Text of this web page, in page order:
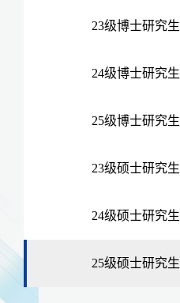
23级博士研究生
24级博士研究生
25级博士研究生
23级硕士研究生
24级硕士研究生
25级硕士研究生